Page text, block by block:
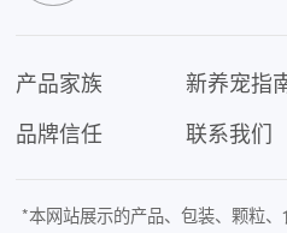
产品家族 新养宠指
品牌信任
联系我们
*本网站展示的产品、包装、颗粒